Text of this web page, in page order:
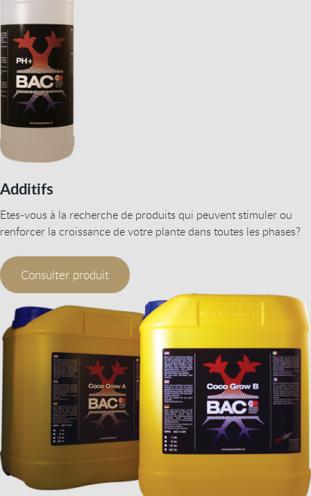
Additifs
Etes-vous à la recherche de produits qui peuvent stimuler ou
renforcer la croissance de votre plante dans toutes les phases?
Consulter produit